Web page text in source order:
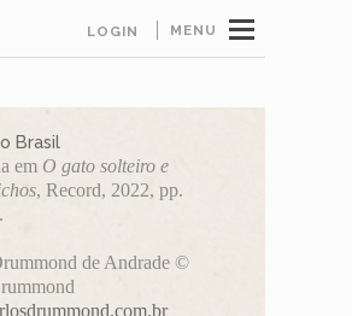
MENU
LOGIN
Brasil
em O gato solteiro e
, Record, 2022, pp.
de Andrade ©